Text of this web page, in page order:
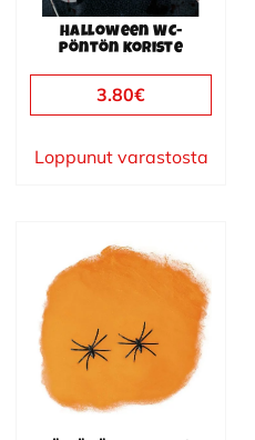
Halloween WC-
pöntön koriste
3.80€
Loppunut varastosta